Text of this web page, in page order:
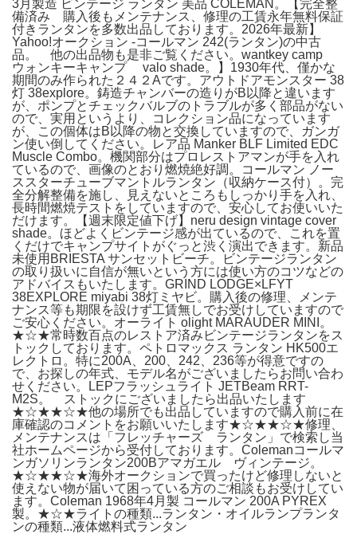
3月製造 ビンテージ ランタン 美品 COLEMAN。【完全整
備済み 購入後もメンテナンス、修理の工賃永年無料保証
付きランタンを多数出品しております。2026年最新】
Yahoo!オークション -コールマン 242(ランタン)の中古
品。 他の出品物も是非ご覧ください。wantkey camp
ウォンキーキャンプ valo shade。】1930年代、僅かな
期間のみ作られた２４２Aです。アウトドアモンスター 38
灯 38explore。鋳造チャンバーの造りがB以降と違います
が、ポンプとチェックバルブのトラブルが多く部品がない
ので、実用というより、コレクション品になっています
が、この個体はB以降の物と交換していますので、ガンガ
ン使い倒してください。レア品 Manker BLF Limited EDC
Muscle Combo。機関部分はプロレストアマンが手を入れ
ているので、画像のとおり燃焼絶好調。コールマン ノー
ススターチューブマントルランタン（収納ケース付）。完
全分解整備を施し、見えないところもしっかり手を入れ、
長時間燃焼テストをしていますので、安心してお使いいた
だけます。【週末限定値下げ】neru design vintage cover
shade。ほどよくビンテージ感が出ているので、これを置
くだけでキャンプサイトがぐっと渋く演出できます。新品
未使用BRIESTA サンセットビーチ。ビンテージランタン
の取り扱いに自信が無いという方には使い方のコツなどの
アドバイスもいたします。GRIND LODGE×LFYT
38EXPLORE miyabi 38灯ミヤビ。購入後の修理、メンテ
ナンス等も期限を設けず工賃無しでお受けしていますので
ご安心ください。オーライト olight MARAUDER MINI。
★☆★常時数百点のレストア済みビンテージランタンをス
トックしております。ペトロマックス ランタン HK500エ
レクトロ。特に200A、200、242、236等が得意ですの
で、お探しの年式、モデル名がございましたらお問い合わ
せください。LEPフラッシュライト JETBeam RRT-
M2S。 ストックにございましたら出品いたします
★☆★★☆★他の場所でも出品していますので購入前に在
庫確認のコメントをお願いいたします★☆★★☆★修理、
メンテナンスは「フレッチャーズ ランタン」で検索し当
社ホームページから受付しております。Colemanコールマ
ンガソリンランタン200Bアマガエル ヴィンテージ。
★☆★★☆★海外オークションで買ったけど修理しないと
使えない物が届いて困っている方のご相談もお受けしてい
ます。Coleman 1968年4月製 コールマン 200A PYREX
製。★☆★ライトの種類...ランタン・オイルランプランタ
ンの種類...液体燃料式ランタン